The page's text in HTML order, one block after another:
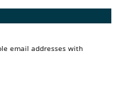
email addresses with